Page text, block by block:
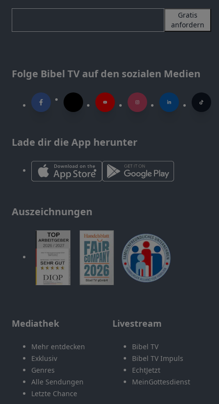
Gratis
anfordern
Folge Bibel TV auf den sozialen Medien
Lade dir die App herunter
Auszeichnungen
Mediathek
Mehr entdecken
Exklusiv
Genres
Alle Sendungen
Letzte Chance
Livestream
Bibel TV
Bibel TV Impuls
EchtJetzt
MeinGottesdienst